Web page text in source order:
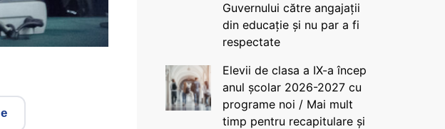
Guvernului către angajații
din educație și nu par a fi
respectate
Elevii de clasa a IX-a încep
anul școlar 2026-2027 cu
programe noi / Mai mult
timp pentru recapitulare și